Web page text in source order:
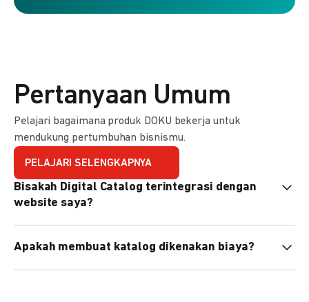
Pertanyaan Umum
Pelajari bagaimana produk DOKU bekerja untuk
mendukung pertumbuhan bisnismu.
PELAJARI SELENGKAPNYA
Bisakah Digital Catalog terintegrasi dengan
website saya?
atau menyematkan QR code di website Anda.
Apakah membuat katalog dikenakan biaya?